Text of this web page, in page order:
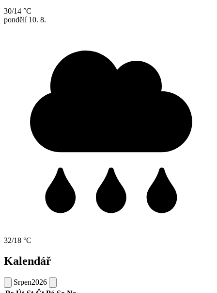
30/14 °C
pondělí 10. 8.
32/18 °C
Kalendář
Srpen2026